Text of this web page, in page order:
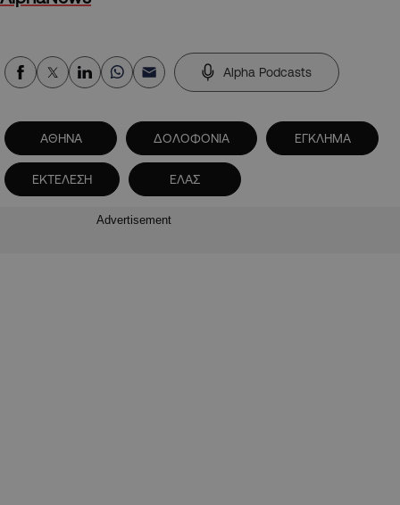
Alpha Podcasts
ΑΘΗΝΑ ΔΟΛΟΦΟΝΙΑ ΕΓΚΛΗΜΑ
ΕΚΤΕΛΕΣΗ ΕΛΑΣ
Advertisement